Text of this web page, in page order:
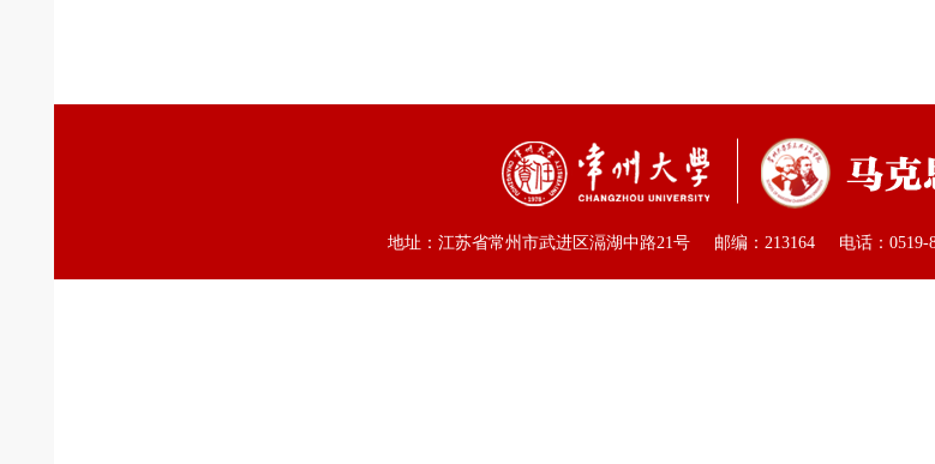
地址：江苏省常州市武进区滆湖中路21号 邮编：213164 电话：0519-